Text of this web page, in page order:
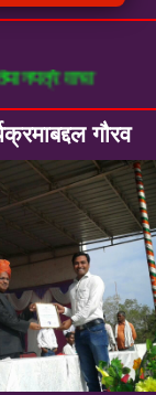
वाचा
गौरव